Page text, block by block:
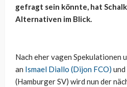
gefragt sein könnte, hat
Alternativen im Blick.
Nach eher vagen Spekulationen
an Ismael Diallo (Dijon FCO)
(Hamburger SV) wird nun der